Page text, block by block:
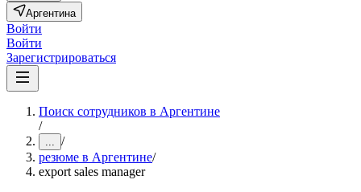
Аргентина
Войти
Войти
Зарегистрироваться
Поиск сотрудников в Аргентине
/
... /
резюме в Аргентине/
export sales manager